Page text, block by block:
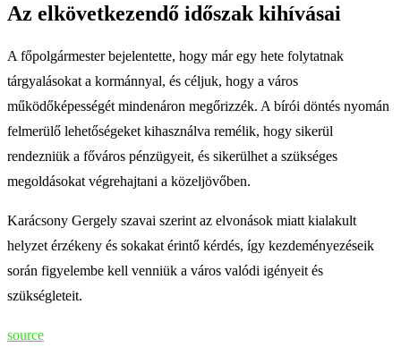
Az elkövetkezendő időszak kihívásai
A főpolgármester bejelentette, hogy már egy hete folytatnak
tárgyalásokat a kormánnyal, és céljuk, hogy a város
működőképességét mindenáron megőrizzék. A bírói döntés nyomán
felmerülő lehetőségeket kihasználva remélik, hogy sikerül
rendezniük a főváros pénzügyeit, és sikerülhet a szükséges
megoldásokat végrehajtani a közeljövőben.
Karácsony Gergely szavai szerint az elvonások miatt kialakult
helyzet érzékeny és sokakat érintő kérdés, így kezdeményezéseik
során figyelembe kell venniük a város valódi igényeit és
szükségleteit.
source